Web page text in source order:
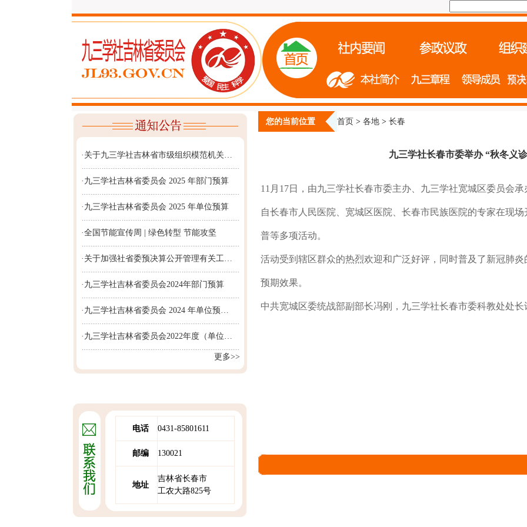
·关于九三学社吉林省市级组织模范机关…
·九三学社吉林省委员会 2025 年部门预算
·九三学社吉林省委员会 2025 年单位预算
·全国节能宣传周 | 绿色转型 节能攻坚
·关于加强社省委预决算公开管理有关工…
·九三学社吉林省委员会2024年部门预算
·九三学社吉林省委员会 2024 年单位预…
·九三学社吉林省委员会2022年度（单位…
更多>>
电话 0431-85801611
邮编 130021
地址
吉林省长春市
工农大路825号
您的当前位置 首页 > 各地 > 长春
九三学社长春市委举办 “秋冬义
11月17日，由九三学社长春市委主办、九三学社宽城区委员会
自长春市人民医院、宽城区医院、长春市民族医院的专家在现
普等多项活动。
活动受到辖区群众的热烈欢迎和广泛好评，同时普及了新冠肺
预期效果。
中共宽城区委统战部副部长冯刚，九三学社长春市委科教处处长